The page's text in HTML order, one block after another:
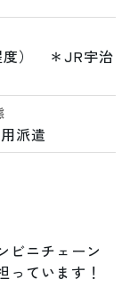
）　＊JR宇治
派遣
ビニチェーン
っています！